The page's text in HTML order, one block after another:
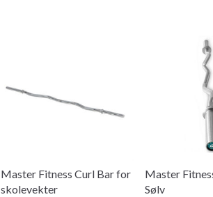
Master Fitness Curl Bar for
skolevekter
Master
Sølv